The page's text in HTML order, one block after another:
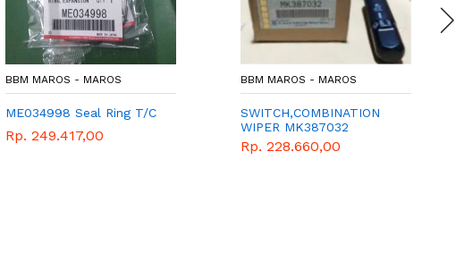
BBM MAROS - MAROS
ME034998 Seal Ring T/C
Rp. 249.417,00
BBM MAROS - MAROS
SWITCH,COMBINATION
WIPER MK387032
Rp. 228.660,00